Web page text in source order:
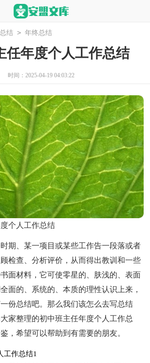
总结 > 年终总结
任年度个人工作总结
时间：2025-04-19 04:03:22
个人工作总结
期、某一项目或某些工作告一段落或者
检查、分析评价，从而得出教训和一些
面材料，它可使零星的、肤浅的、表面
面的、系统的、本质的理性认识上来，
份总结吧。那么我们该怎么去写总结
家整理的初中班主任年度个人工作总
，希望可以帮助到有需要的朋友。
工作总结1